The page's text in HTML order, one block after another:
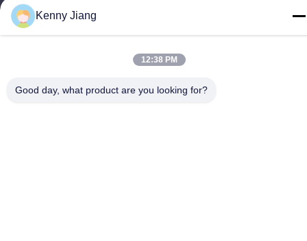
No. 72, Yongjun Road, Desa Wufeng, Kota Chongwu, Quanzhou,
Fujian, Cina
Kenny Jiang
12:38 PM
Good day, what product are you looking for?